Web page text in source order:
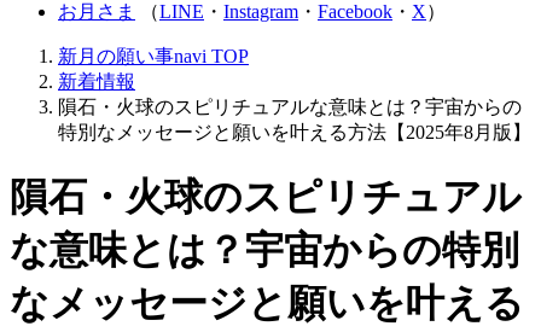
お月さま
（LINE ・ Instagram ・ Facebook ・ X）
新月の願い事navi TOP
新着情報
隕石・火球のスピリチュアルな意味とは？宇宙からの
特別なメッセージと願いを叶える方法【2025年8月版】
隕石・火球のスピリチュアル
な意味とは？宇宙からの特別
なメッセージと願いを叶える